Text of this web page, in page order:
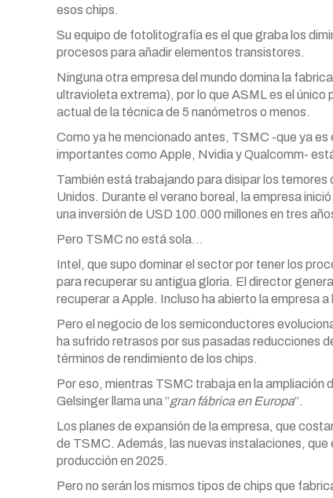
esos chips.
Su equipo de fotolitografía es el que graba los
procesos para añadir elementos transistores.
Ninguna otra empresa del mundo domina la
ultravioleta extrema), por lo que ASML es el
actual de la técnica de 5 nanómetros o menos.
Como ya he mencionado antes, TSMC -que ya
importantes como Apple, Nvidia y Qualcomm-
También está trabajando para disipar los
Unidos. Durante el verano boreal, la empresa
una inversión de USD 100.000 millones en tres
Pero TSMC no está sola…
Intel, que supo dominar el sector por tener los
para recuperar su antigua gloria. El director
recuperar a Apple. Incluso ha abierto la empresa
Pero el negocio de los semiconductores
ha sufrido retrasos por sus pasadas reducciones
términos de rendimiento de los chips.
Por eso, mientras TSMC trabaja en la ampliación
Gelsinger llama una “gran fábrica en Europa“.
Los planes de expansión de la empresa, que
de TSMC. Además, las nuevas instalaciones, que
producción en 2025.
Pero no serán los mismos tipos de chips que